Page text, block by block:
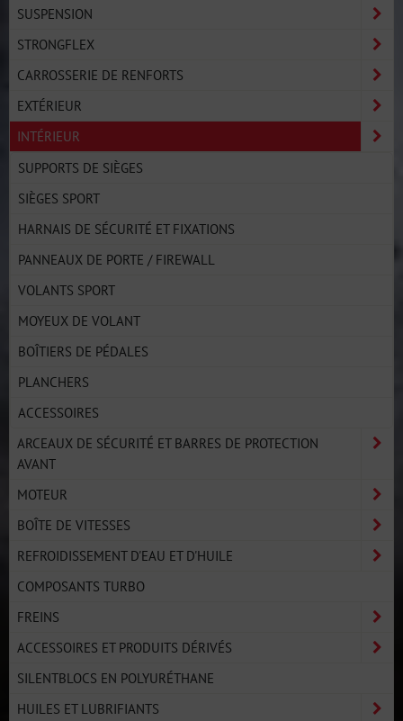
SUSPENSION
STRONGFLEX
CARROSSERIE DE RENFORTS
EXTÉRIEUR
INTÉRIEUR
SUPPORTS DE SIÈGES
SIÈGES SPORT
HARNAIS DE SÉCURITÉ ET FIXATIONS
PANNEAUX DE PORTE / FIREWALL
VOLANTS SPORT
MOYEUX DE VOLANT
BOÎTIERS DE PÉDALES
PLANCHERS
ACCESSOIRES
ARCEAUX DE SÉCURITÉ ET BARRES DE PROTECTION
AVANT
MOTEUR
BOÎTE DE VITESSES
REFROIDISSEMENT D'EAU ET D'HUILE
COMPOSANTS TURBO
FREINS
ACCESSOIRES ET PRODUITS DÉRIVÉS
SILENTBLOCS EN POLYURÉTHANE
HUILES ET LUBRIFIANTS